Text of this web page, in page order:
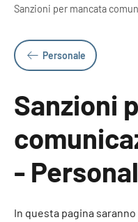
Sanzioni per mancata
Personale
Sanzioni
-
In questa pagina